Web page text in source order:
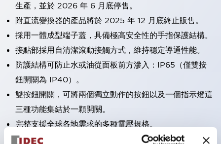
生產，並於 2026 年 6 月底停售。
附直流變換器的產品將於 2025 年 12 月底終止販售。
採用一體成型端子蓋，具備極高安全性的手指保護結構。
接點部採用自清潔滾動接觸方式，維持穩定導通性能。
防護結構可防止水或油從面板前方滲入：IP65（僅雙按
鈕開關為 IP40）。
雙按鈕開關，可將兩個獨立動作的按鈕以及一個指示燈這
三種功能集結於一顆開關。
完整支援全球各地需求的多種電壓規格。
一顆 LED 燈泡即可呈現六種顏色（LSRD 燈泡）。以往